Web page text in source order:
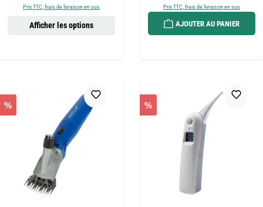
Prix TTC, frais de livraison en sus
Afficher les options
Prix TTC, frais de livraison en sus
AJOUTER AU PANIER
% %